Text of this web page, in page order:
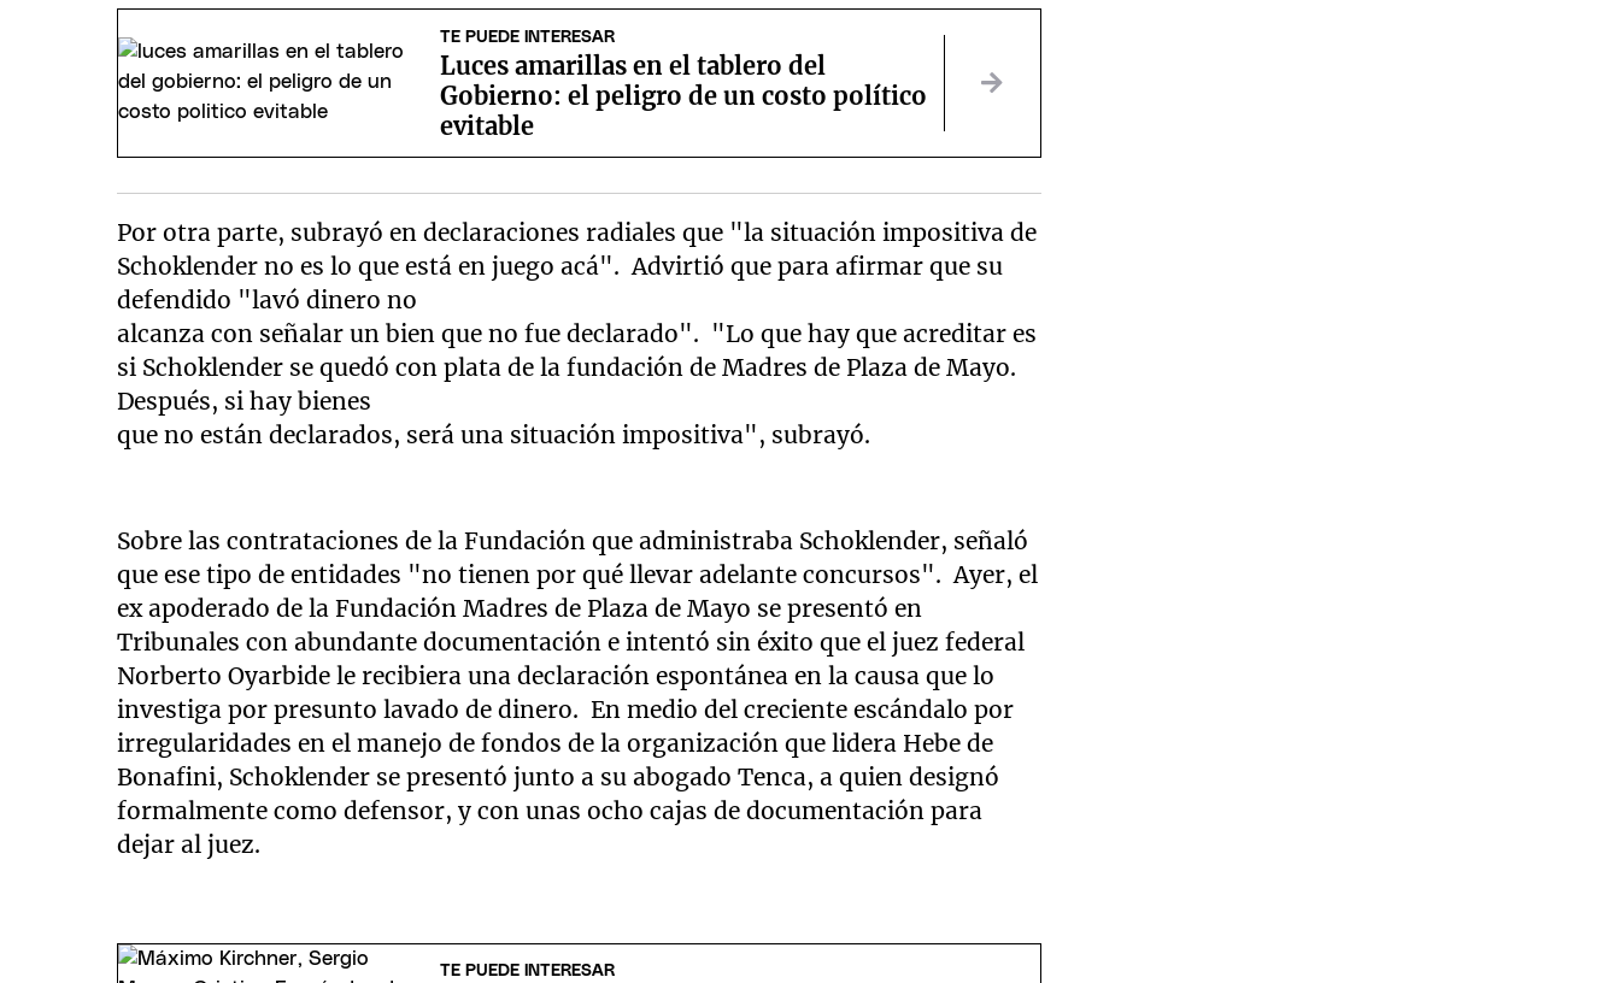
TE PUEDE INTERESAR
Luces amarillas en el tablero del
Gobierno: el peligro de un costo político
evitable
Por otra parte, subrayó en declaraciones radiales que "la situación impositiva de
Schoklender no es lo que está en juego acá". Advirtió que para afirmar que su
defendido "lavó dinero no
alcanza con señalar un bien que no fue declarado". "Lo que hay que acreditar es
si Schoklender se quedó con plata de la fundación de Madres de Plaza de Mayo.
Después, si hay bienes
que no están declarados, será una situación impositiva", subrayó.
Sobre las contrataciones de la Fundación que administraba Schoklender, señaló
que ese tipo de entidades "no tienen por qué llevar adelante concursos". Ayer, el
ex apoderado de la Fundación Madres de Plaza de Mayo se presentó en
Tribunales con abundante documentación e intentó sin éxito que el juez federal
Norberto Oyarbide le recibiera una declaración espontánea en la causa que lo
investiga por presunto lavado de dinero. En medio del creciente escándalo por
irregularidades en el manejo de fondos de la organización que lidera Hebe de
Bonafini, Schoklender se presentó junto a su abogado Tenca, a quien designó
formalmente como defensor, y con unas ocho cajas de documentación para
dejar al juez.
TE PUEDE INTERESAR